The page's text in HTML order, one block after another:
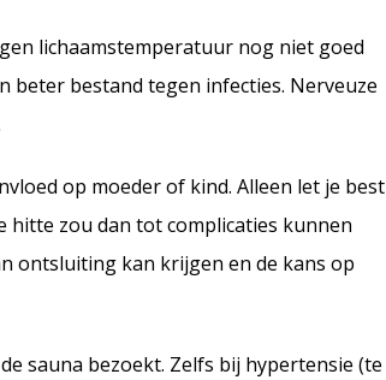
lichaamstemperatuur nog niet goed
beter bestand tegen infecties. Nerveuze
op moeder of kind. Alleen let je best
hitte zou dan tot complicaties kunnen
ontsluiting kan krijgen en de kans op
sauna bezoekt. Zelfs bij hypertensie (te